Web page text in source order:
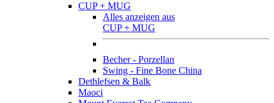
CUP + MUG
Alles anzeigen aus
CUP + MUG
Becher - Porzellan
Swing - Fine Bone China
Dethlefsen & Balk
Maoci